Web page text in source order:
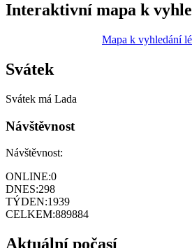
Interaktivní mapa k
Mapa k vyhledání
Svátek
Svátek má Lada
Návštěvnost
Návštěvnost:
ONLINE:0
DNES:298
TÝDEN:1939
CELKEM:889884
Aktuální počasí